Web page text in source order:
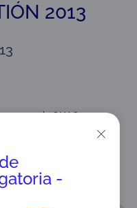
2013
general., ONAC
-